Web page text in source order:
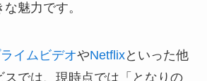
魅力です。
イムビデオやNetflixといった他
スでは、現時点では「となりの